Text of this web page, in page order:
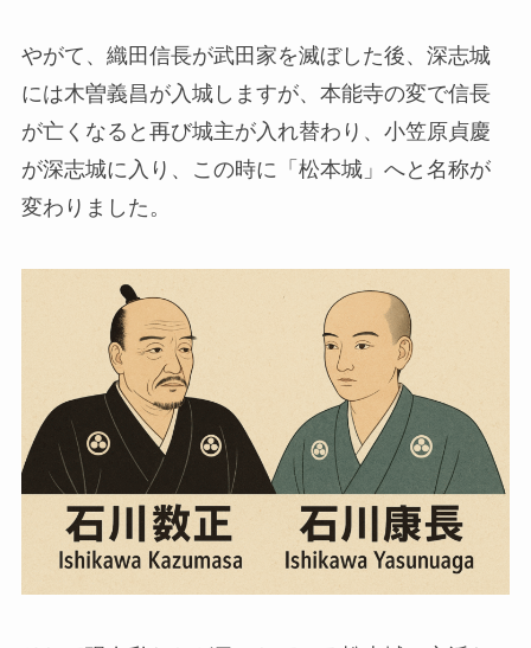
やがて、織田信長が武田家を滅ぼした後、深志城
には木曽義昌が入城しますが、本能寺の変で信長
が亡くなると再び城主が入れ替わり、小笠原貞慶
が深志城に入り、この時に「松本城」へと名称が
変わりました。